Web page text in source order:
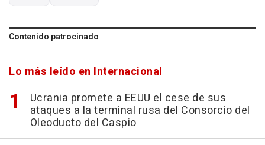
Contenido patrocinado
Lo más leído en Internacional
Ucrania promete a EEUU el cese de sus
ataques a la terminal rusa del Consorcio del
Oleoducto del Caspio